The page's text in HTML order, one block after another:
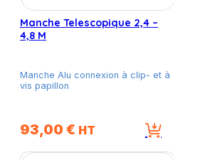
Manche Telescopique 2,4 –
4,8 M
Manche Alu connexion à clip- et à
vis papillon
93,00 € HT